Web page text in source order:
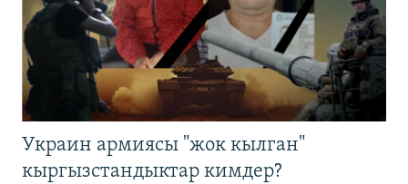
Украин армиясы "жок кылган"
кыргызстандыктар кимдер?